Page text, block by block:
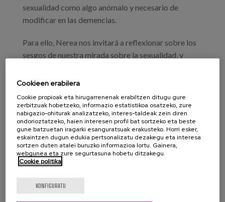
sexualidad como algo anómalo y necesario de
modificar en las demencias.
Para ello, Nerea nos invitará a reflexionar sobre los
sesgos de nuestra mirada sobre la sexualidad, y
retan a familias y profesionales desde otros
necesidades no cubiertas y los tabús sociales.
Asimismo, hablaremos de estrategias y claves para
acompañar estas situaciones. Todo ello acompañado
de experiencias reales en entornos residenciales y
domiciliarios.
Cookieen erabilera
Cookie propioak eta hirugarrenenak erabiltzen ditugu gure
zerbitzuak hobetzeko, informazio estatistikoa osatzeko, zure
nabigazio-ohiturak analizatzeko, interes-taldeak zein diren
ondorioztatzeko, haien interesen profil bat sortzeko eta beste
gune batzuetan iragarki esanguratsuak erakusteko. Horri esker,
eskaintzen dugun edukia pertsonalizatu dezakegu eta interesa
sortzen duten atalei buruzko informazioa lortu. Gainera,
webgunea eta zure segurtasuna hobetu ditzakegu.
Cookie politika
KONFIGURATU